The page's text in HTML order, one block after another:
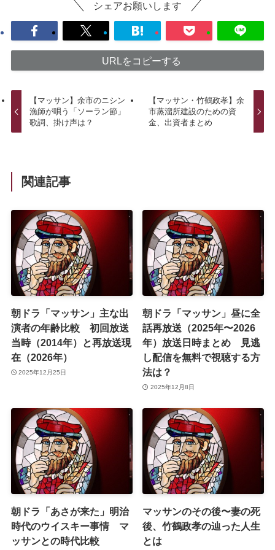
シェアお願いします
URLをコピーする
【マッサン】余市のニシン
漁師が唄う「ソーラン節」
歌詞、掛け声は？
【マッサン・竹鶴政孝】余
市蒸溜所建設のための資
金、出資者まとめ
関連記事
朝ドラ「マッサン」主な出
演者の年齢比較 初回放送
当時（2014年）と再放送現
在（2026年）
2025年12月25日
朝ドラ「マッサン」昼に全
話再放送（2025年〜2026
年）放送日時まとめ 見逃
し配信を無料で視聴する方
法は？
2025年12月8日
朝ドラ「あさが来た」明治
時代のウイスキー事情 マ
ッサンとの時代比較
マッサンのその後〜妻の死
後、竹鶴政孝の辿った人生
とは